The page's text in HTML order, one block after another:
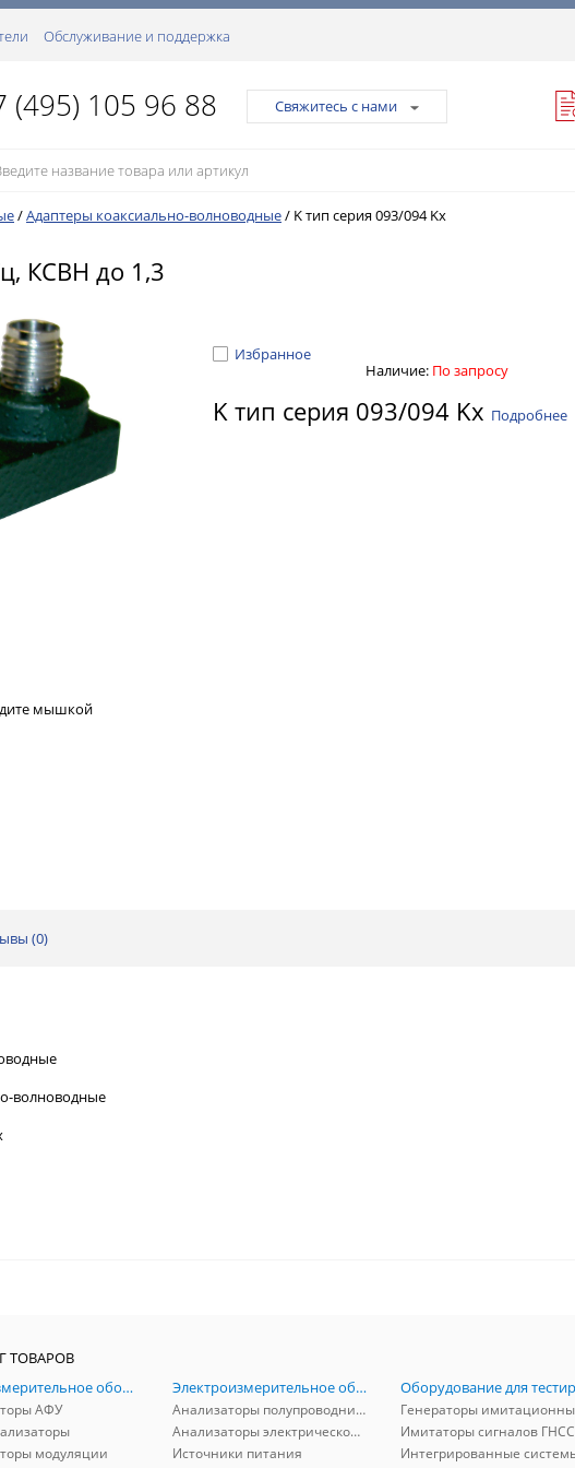
Обслуживание и поддержка
(495) 105 96 88 Свяжитесь с нами
/Адаптеры коаксиально-волноводные/ K тип серия 093/094 Kx
КСВН до 1,3
мышкой
Избранное
Наличие: По запросу
K тип серия 093/094 Kx Подробнее
(0)
волноводные
ТОВАРОВ
Радиоизмерительное оборудование
АФУ
модуляции
Электроизмерительное оборудование
Анализаторы полупроводников
Анализаторы электрической мощности
Источники питания
Имитаторы сигналов ГНСС